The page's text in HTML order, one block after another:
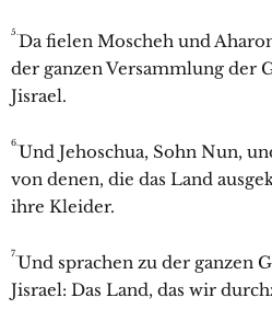
5.Da fielen Moscheh und
der ganzen Versammlung der
Jisrael.
6.Und Jehoschua, Sohn Nun,
von denen, die das Land
ihre Kleider.
7.Und sprachen zu der ganzen
Jisrael: Das Land, das wir